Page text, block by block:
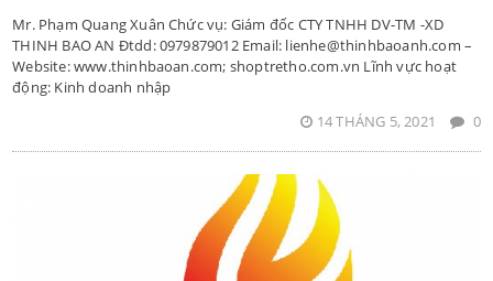
Mr. Phạm Quang Xuân Chức vụ: Giám đốc CTY TNHH DV-TM -XD
THINH BAO AN Đtdd: 0979879012 Email: lienhe@thinhbaoanh.com –
Website: www.thinhbaoan.com; shoptretho.com.vn Lĩnh vực hoạt
động: Kinh doanh nhập
14 THÁNG 5, 2021
0